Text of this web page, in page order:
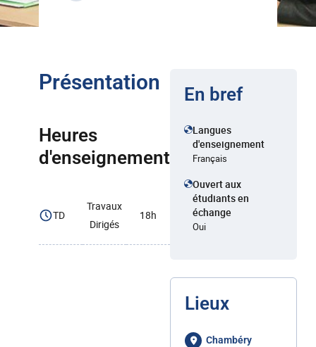
Présentation
Heures
d'enseignement
TD
Travaux
Dirigés
18h
En bref
Langues
d'enseignement
Français
Ouvert aux
étudiants en
échange
Oui
Lieux
Chambéry